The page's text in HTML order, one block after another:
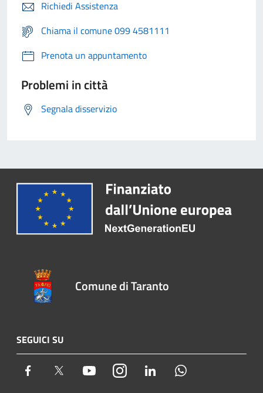
Richiedi Assistenza
Chiama il comune 099 4581111
Prenota un appuntamento
Problemi in città
Segnala disservizio
Comune di Taranto
SEGUICI SU
Facebook Twitter YoutubeInstagram LinkedIn